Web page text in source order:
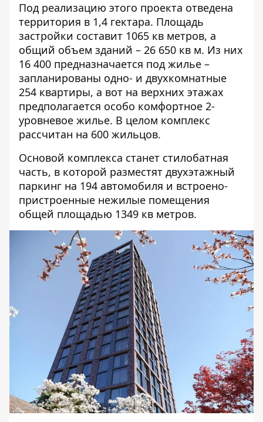
Под реализацию этого проекта отведена
территория в 1,4 гектара. Площадь
застройки составит 1065 кв метров, а
общий объем зданий – 26 650 кв м. Из них
16 400 предназначается под жилье –
запланированы одно- и двухкомнатные
254 квартиры, а вот на верхних этажах
предполагается особо комфортное 2-
уровневое жилье. В целом комплекс
рассчитан на 600 жильцов.
Основой комплекса станет стилобатная
часть, в которой разместят двухэтажный
паркинг на 194 автомобиля и встроено-
пристроенные нежилые помещения
общей площадью 1349 кв метров.